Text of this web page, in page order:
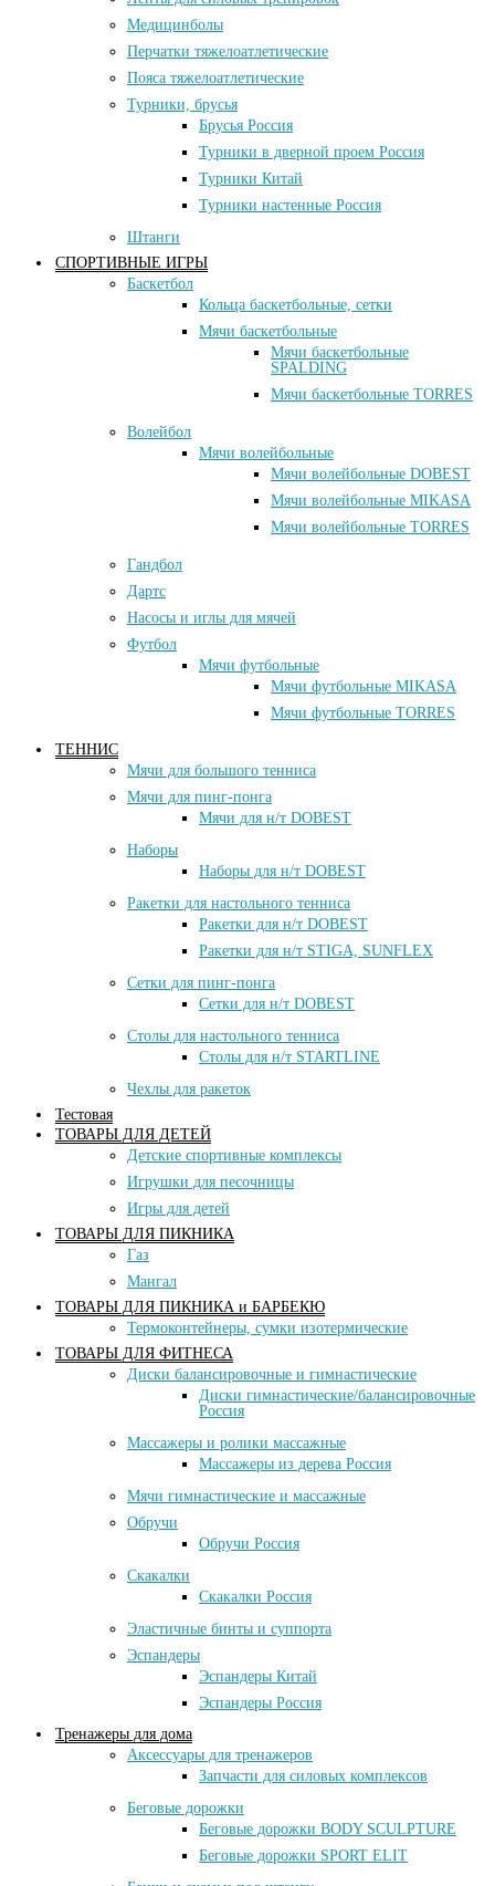
Медицинболы
Перчатки тяжелоатлетические
Пояса тяжелоатлетические
Турники, брусья
Брусья Россия
Турники в дверной проем Россия
Турники Китай
Турники настенные Россия
Штанги
СПОРТИВНЫЕ ИГРЫ
Баскетбол
Кольца баскетбольные, сетки
Мячи баскетбольные
Мячи баскетбольные
SPALDING
Мячи баскетбольные TORRES
Волейбол
Мячи волейбольные
Мячи волейбольные DOBEST
Мячи волейбольные MIKASA
Мячи волейбольные TORRES
Гандбол
Дартс
Насосы и иглы для мячей
Футбол
Мячи футбольные
Мячи футбольные MIKASA
Мячи футбольные TORRES
ТЕННИС
Мячи для большого тенниса
Мячи для пинг-понга
Мячи для н/т DOBEST
Наборы
Наборы для н/т DOBEST
Ракетки для настольного тенниса
Ракетки для н/т DOBEST
Ракетки для н/т STIGA, SUNFLEX
Сетки для пинг-понга
Сетки для н/т DOBEST
Столы для настольного тенниса
Столы для н/т STARTLINE
Чехлы для ракеток
Тестовая
ТОВАРЫ ДЛЯ ДЕТЕЙ
Детские спортивные комплексы
Игрушки для песочницы
Игры для детей
ТОВАРЫ ДЛЯ ПИКНИКА
Газ
Мангал
ТОВАРЫ ДЛЯ ПИКНИКА и БАРБЕКЮ
Термоконтейнеры, сумки изотермические
ТОВАРЫ ДЛЯ ФИТНЕСА
Диски балансировочные и гимнастические
Диски гимнастические/балансировочные
Россия
Массажеры и ролики массажные
Массажеры из дерева Россия
Мячи гимнастические и массажные
Обручи
Обручи Россия
Скакалки
Скакалки Россия
Эластичные бинты и суппорта
Эспандеры
Эспандеры Китай
Эспандеры Россия
Тренажеры для дома
Аксессуары для тренажеров
Запчасти для силовых комплексов
Беговые дорожки
Беговые дорожки BODY SCULPTURE
Беговые дорожки SPORT ELIT